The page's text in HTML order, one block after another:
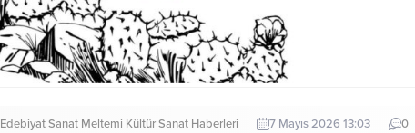
Edebiyat Sanat Meltemi Kültür Sanat Haberleri 7 Mayıs 2026 13:03 0